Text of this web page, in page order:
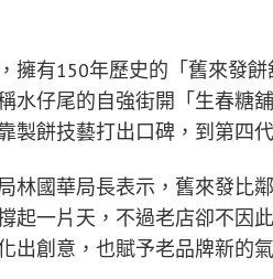
擁有150年歷史的「舊來發
水仔尾的自強街開「生春糖
製餅技藝打出口碑，到第四
林國華局長表示，舊來發比
起一片天，不過老店卻不因
出創意，也賦予老品牌新的氣